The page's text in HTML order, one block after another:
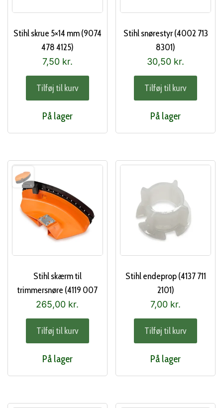
Stihl skrue 5×14 mm (9074
478 4125)
7,50 kr.
Tilføj til kurv
På lager
Stihl snørestyr (4002 713
8301)
30,50 kr.
Tilføj til kurv
På lager
Stihl skærm til
trimmersnøre (4119 007
1027)
265,00 kr.
Tilføj til kurv
På lager
Stihl endeprop (4137 711
2101)
7,00 kr.
Tilføj til kurv
På lager